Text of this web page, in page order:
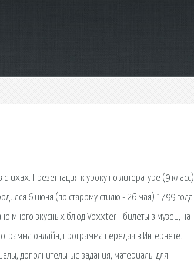
Презентация к уроку по литературе (9 класс)
6 июня (по старому стилю - 26 мая) 1799 года
много вкусных блюд Voxxter - билеты в музеи, на
онлайн, программа передач в Интернете.
дополнительные задания, материалы для.